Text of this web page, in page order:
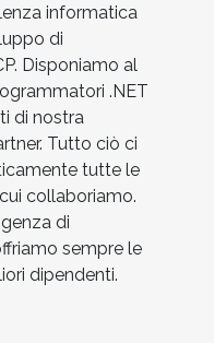
informatica
di
Disponiamo al
.NET
di nostra
Tutto ciò ci
tutte le
collaboriamo.
di
sempre le
dipendenti.